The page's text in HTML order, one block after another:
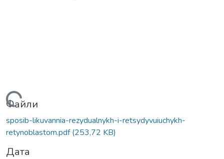
Вантажиться...
Файли
sposib-likuvannia-rezydualnykh-i-retsydyvuiuchykh-
retynoblastom.pdf(253,72 KB)
Дата